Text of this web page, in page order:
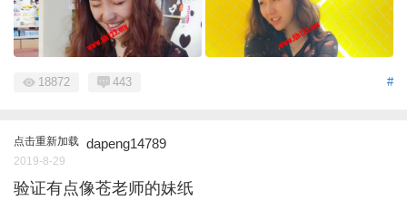
#
18872 443
点击重新加载 dapeng14789
2019-8-29
验证有点像苍老师的妹纸